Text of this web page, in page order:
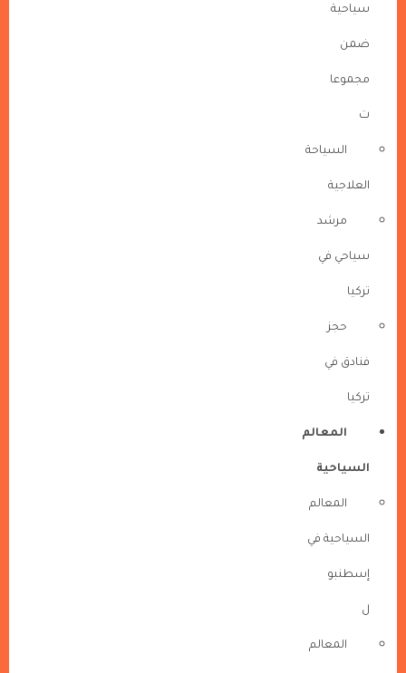
سياحية
ضمن
مجموعا
ت
السياحة
العلاجية
مرشد
سياحي في
تركيا
حجز
فنادق في
تركيا
المعالم
السياحية
المعالم
السياحية في
إسطنبو
ل
المعالم